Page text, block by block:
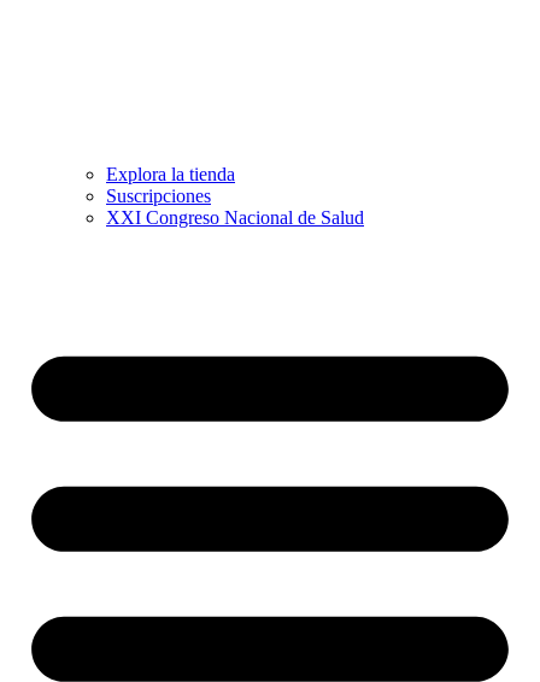
Explora la tienda
Suscripciones
XXI Congreso Nacional de Salud